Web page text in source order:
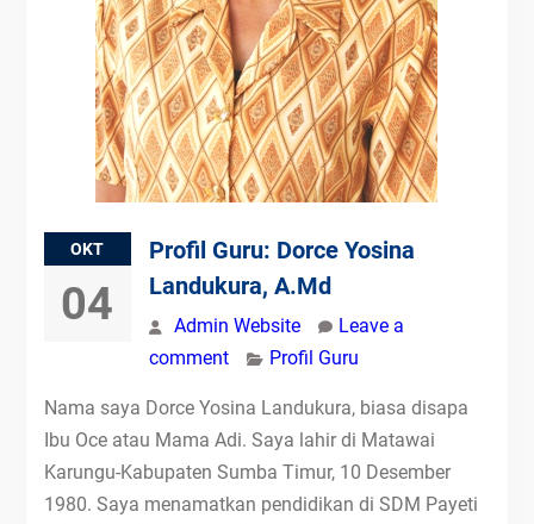
OKT
04
Profil Guru: Dorce Yosina
Landukura, A.Md
Admin Website
Leave a
comment
Profil Guru
Nama saya Dorce Yosina Landukura, biasa disapa
Ibu Oce atau Mama Adi. Saya lahir di Matawai
Karungu-Kabupaten Sumba Timur, 10 Desember
1980. Saya menamatkan pendidikan di SDM Payeti